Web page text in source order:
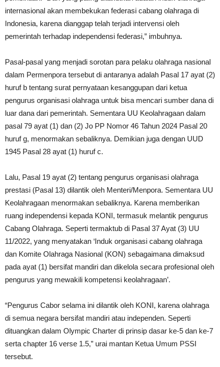
internasional akan membekukan federasi cabang olahraga di
Indonesia, karena dianggap telah terjadi intervensi oleh
pemerintah terhadap independensi federasi,” imbuhnya.
Pasal-pasal yang menjadi sorotan para pelaku olahraga nasional
dalam Permenpora tersebut di antaranya adalah Pasal 17 ayat (2)
huruf b tentang surat pernyataan kesanggupan dari ketua
pengurus organisasi olahraga untuk bisa mencari sumber dana di
luar dana dari pemerintah. Sementara UU Keolahragaan dalam
pasal 79 ayat (1) dan (2) Jo PP Nomor 46 Tahun 2024 Pasal 20
huruf g, menormakan sebaliknya. Demikian juga dengan UUD
1945 Pasal 28 ayat (1) huruf c.
Lalu, Pasal 19 ayat (2) tentang pengurus organisasi olahraga
prestasi (Pasal 13) dilantik oleh Menteri/Menpora. Sementara UU
Keolahragaan menormakan sebaliknya. Karena memberikan
ruang independensi kepada KONI, termasuk melantik pengurus
Cabang Olahraga. Seperti termaktub di Pasal 37 Ayat (3) UU
11/2022, yang menyatakan ‘Induk organisasi cabang olahraga
dan Komite Olahraga Nasional (KON) sebagaimana dimaksud
pada ayat (1) bersifat mandiri dan dikelola secara profesional oleh
pengurus yang mewakili kompetensi keolahragaan’.
“Pengurus Cabor selama ini dilantik oleh KONI, karena olahraga
di semua negara bersifat mandiri atau independen. Seperti
dituangkan dalam Olympic Charter di prinsip dasar ke-5 dan ke-7
serta chapter 16 verse 1.5,” urai mantan Ketua Umum PSSI
tersebut.